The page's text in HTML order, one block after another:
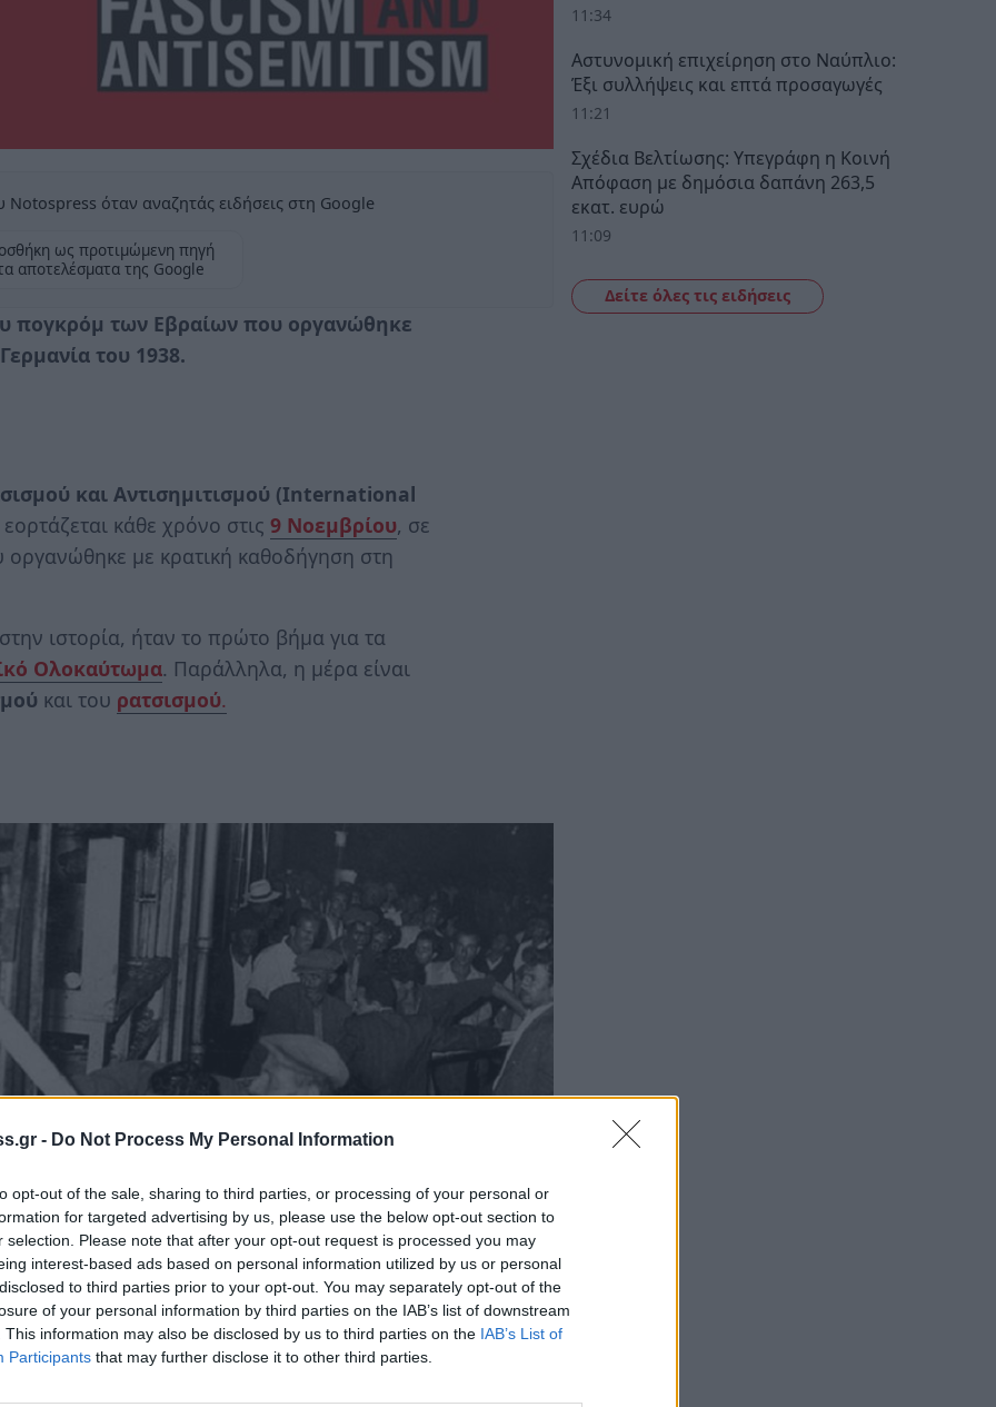
- Do Not Process My Personal Information
opt-out of the sale, sharing to third parties, or processing of your personal or
for targeted advertising by us, please use the below opt-out section to
selection. Please note that after your opt-out request is processed you may
interest-based ads based on personal information utilized by us or personal
to third parties prior to your opt-out. You may separately opt-out of the
of your personal information by third parties on the IAB’s list of downstream
This information may also be disclosed by us to third parties on the IAB’s List of
Participants that may further disclose it to other third parties.
όταν αναζητάς ειδήσεις στη Google
ως προτιμώμενη πηγή
αποτελέσματα της Google
πογκρόμ των Εβραίων που οργανώθηκε
του 1938.
και Αντισημιτισμού (International
εορτάζεται κάθε χρόνο στις 9 Νοεμβρίου, σε
με κρατική καθοδήγηση στη
ιστορία, ήταν το πρώτο βήμα για τα
Ολοκαύτωμα. Παράλληλα, η μέρα είναι
και του ρατσισμού.
11:34
Αστυνομική επιχείρηση στο Ναύπλιο:
Έξι συλλήψεις και επτά προσαγωγές
11:21
Σχέδια Βελτίωσης: Υπεγράφη η Κοινή
Απόφαση με δημόσια δαπάνη 263,5
εκατ. ευρώ
11:09
Δείτε όλες τις ειδήσεις